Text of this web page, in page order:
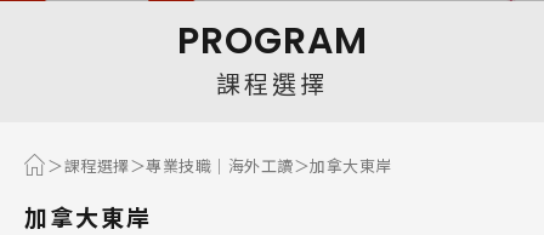
PROGRAM
課程選擇
課程選擇 專業技職｜海外工讀 加拿大東岸
加拿大東岸